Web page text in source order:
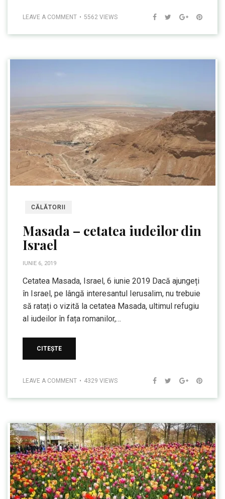
LEAVE A COMMENT 5562 VIEWS
CĂLĂTORII
Masada – cetatea iudeilor din
Israel
IUNIE 6, 2019
Cetatea Masada, Israel, 6 iunie 2019 Dacă ajungeți
în Israel, pe lângă interesantul Ierusalim, nu trebuie
să ratați o vizită la cetatea Masada, ultimul refugiu
al iudeilor în fața romanilor,…
CITEȘTE
LEAVE A COMMENT 4329 VIEWS